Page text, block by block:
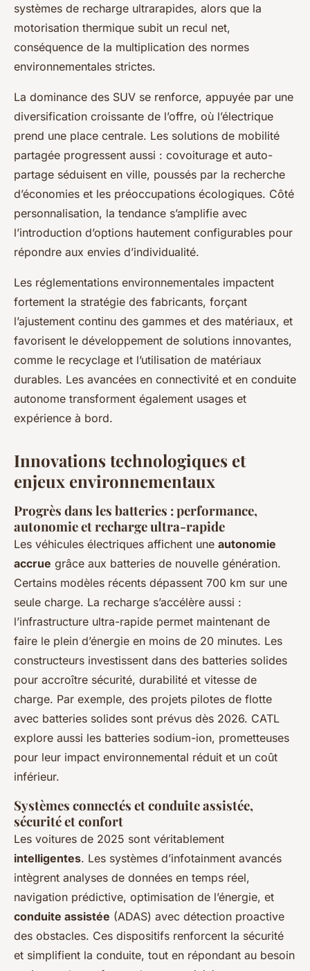
systèmes de recharge ultrarapides, alors que la
motorisation thermique subit un recul net,
conséquence de la multiplication des normes
environnementales strictes.
La dominance des SUV se renforce, appuyée par une
diversification croissante de l’offre, où l’électrique
prend une place centrale. Les solutions de mobilité
partagée progressent aussi : covoiturage et auto-
partage séduisent en ville, poussés par la recherche
d’économies et les préoccupations écologiques. Côté
personnalisation, la tendance s’amplifie avec
l’introduction d’options hautement configurables pour
répondre aux envies d’individualité.
Les réglementations environnementales impactent
fortement la stratégie des fabricants, forçant
l’ajustement continu des gammes et des matériaux, et
favorisent le développement de solutions innovantes,
comme le recyclage et l’utilisation de matériaux
durables. Les avancées en connectivité et en conduite
autonome transforment également usages et
expérience à bord.
Innovations technologiques et
enjeux environnementaux
Progrès dans les batteries : performance,
autonomie et recharge ultra-rapide
Les véhicules électriques affichent une autonomie
accrue grâce aux batteries de nouvelle génération.
Certains modèles récents dépassent 700 km sur une
seule charge. La recharge s’accélère aussi :
l’infrastructure ultra-rapide permet maintenant de
faire le plein d’énergie en moins de 20 minutes. Les
constructeurs investissent dans des batteries solides
pour accroître sécurité, durabilité et vitesse de
charge. Par exemple, des projets pilotes de flotte
avec batteries solides sont prévus dès 2026. CATL
explore aussi les batteries sodium-ion, prometteuses
pour leur impact environnemental réduit et un coût
inférieur.
Systèmes connectés et conduite assistée,
sécurité et confort
Les voitures de 2025 sont véritablement
intelligentes. Les systèmes d’infotainment avancés
intègrent analyses de données en temps réel,
navigation prédictive, optimisation de l’énergie, et
conduite assistée (ADAS) avec détection proactive
des obstacles. Ces dispositifs renforcent la sécurité
et simplifient la conduite, tout en répondant au besoin